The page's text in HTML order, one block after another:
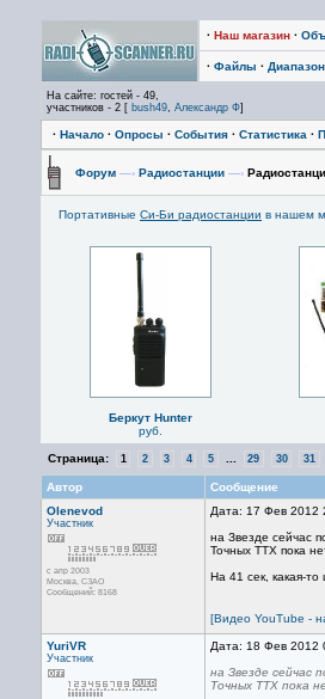
· Наш магазин ·
· Файлы ·
На сайте: гостей - 49,
участников - 2 [ bush49, Александр Ф]
· Начало · Опросы · События · Статистика ·
Форум —› Радиостанции —›
Портативные Си-Би радиостанции в нашем
Беркут Hunter
руб.
Страница: 1 2 3 4 5 29 30 31
Автор
Сообщение
Olenevod
Участник
с апр 2003
Москва, СЗАО
Сообщений: 8168
Дата: 17 Фев 2012
на Звезде сейчас
Точных ТТХ пока
На 41 сек, какая-
[Видео YouTube -
YuriVR
Участник
Дата: 18 Фев 2012
на Звезде сейчас
Точных ТТХ пока